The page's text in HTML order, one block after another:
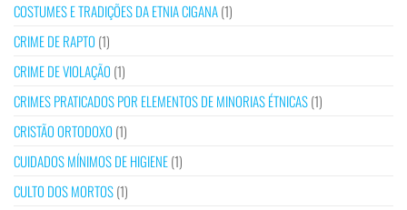
COSTUMES E TRADIÇÕES DA ETNIA CIGANA(1)
CRIME DE RAPTO (1)
CRIME DE VIOLAÇÃO (1)
CRIMES PRATICADOS POR ELEMENTOS DE MINORIAS ÉTNICAS(1)
CRISTÃO ORTODOXO (1)
CUIDADOS MÍNIMOS DE HIGIENE(1)
CULTO DOS MORTOS(1)